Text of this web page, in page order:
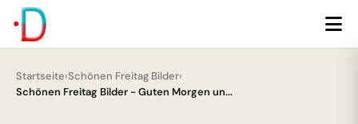
Startseite›Schönen Freitag Bilder›
Schönen Freitag Bilder - Guten Morgen un...